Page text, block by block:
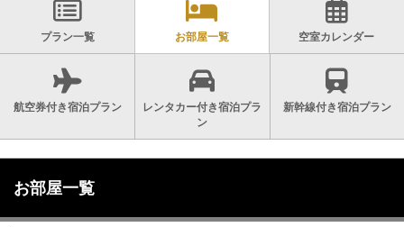
プラン一覧 お部屋一覧 空室カレンダー
航空券付き宿泊プラン
レンタカー付き宿泊プラ
ン
新幹線付き宿泊プラン
お部屋一覧